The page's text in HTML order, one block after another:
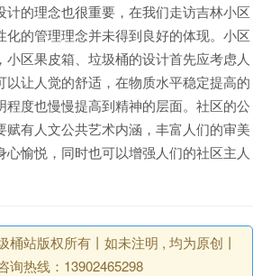
计的理念也很重要，在我们走访吉林小区
化的管理理念并未得到良好的体现。小区
小区果皮箱、垃圾桶的设计首先应考虑人
以让人觉的舒适，在物质水平稳定提高的
程度也慢慢提高到精神的层面。社区的公
赋有人文公共艺术内涵，丰富人们的审美
心愉悦，同时也可以增强人们的社区主人
桶站版权所有丨如未注明 , 均为原创丨
询热线：13902465298